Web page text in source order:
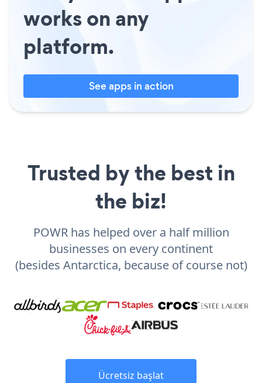
works on any
platform.
See apps in action
Trusted by the best in
the biz!
POWR has helped over a half million
businesses on every continent
(besides Antarctica, because of course not)
Ücretsiz başlat